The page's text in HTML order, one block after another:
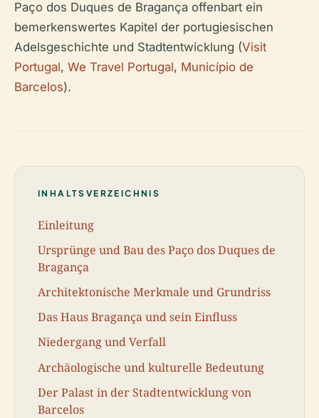
Paço dos Duques de Bragança offenbart ein
bemerkenswertes Kapitel der portugiesischen
Adelsgeschichte und Stadtentwicklung (Visit
Portugal, We Travel Portugal, Município de
Barcelos).
INHALTSVERZEICHNIS
Einleitung
Ursprünge und Bau des Paço dos Duques de
Bragança
Architektonische Merkmale und Grundriss
Das Haus Bragança und sein Einfluss
Niedergang und Verfall
Archäologische und kulturelle Bedeutung
Der Palast in der Stadtentwicklung von
Barcelos